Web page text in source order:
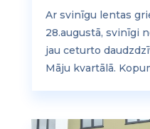
Ar svinīgu lentas
28.augustā, svinīgi
jau ceturto
Māju kvartālā.